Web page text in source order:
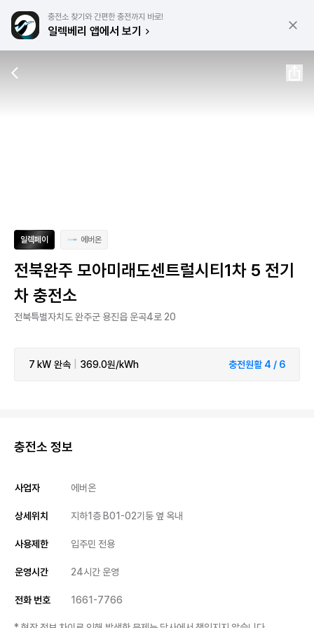
충전소 찾기와 간편한 충전까지 바로!
일렉베리 앱에서 보기
일렉페이 에버온
전북완주 모아미래도센트럴시티1차 5 전기
차 충전소
전북특별자치도 완주군 용진읍 운곡4로 20
7 kW 완속 369.0원/kWh 충전원활 4 / 6
충전소 정보
사업자 에버온
상세위치 지하1층 B01-02기둥 옆 옥내
사용제한 입주민 전용
운영시간 24시간 운영
전화 번호 1661-7766